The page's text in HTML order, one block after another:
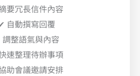
要冗長信件內容
自動撰寫回覆
整語氣與內容
速整理待辦事項
助會議邀請安排